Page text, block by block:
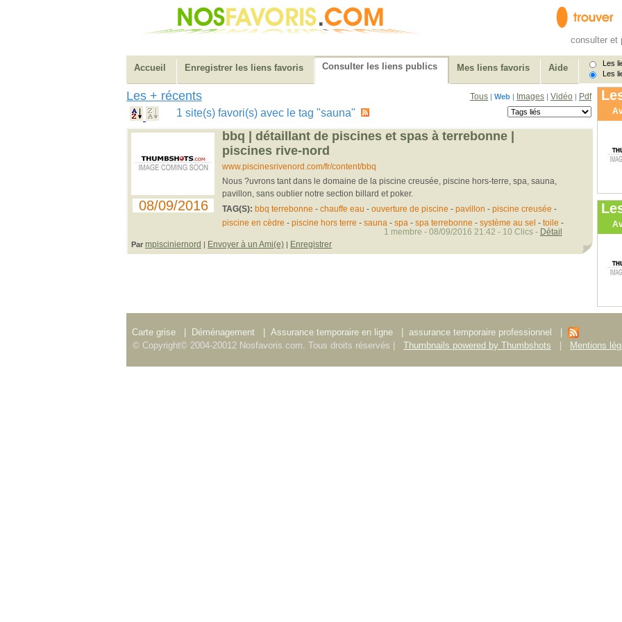
consulter et
Accueil Enregistrer les liens favoris Consulter les liens publics Mes liens favoris Aide
Les
Les
Les + récents Tous | Web | Images | Vidéo | Pdf
1 site(s) favori(s) avec le tag "sauna"
08/09/2016
bbq | détaillant de piscines et spas à terrebonne |
piscines rive-nord
www.piscinesrivenord.com/fr/content/bbq
Nous ?uvrons tant dans le domaine de la piscine creusée, piscine hors-terre, spa, sauna,
pavillon, sans oublier notre section billard et poker.
TAG(S): bbq terrebonne - chauffe eau - ouverture de piscine - pavillon - piscine creusée -
piscine en cèdre - piscine hors terre - sauna - spa - spa terrebonne - système au sel - toile -
Par mpisciniernord | Envoyer à un Ami(e) | Enregistrer
1 membre - 08/09/2016 21:42 - 10 Clics - Détail
Carte grise Déménagement Assurance temporaire en ligne assurance temporaire professionnel
© Copyright© 2004-20012 Nosfavoris.com. Tous droits réservés |
Thumbnails powered by Thumbshots Mentions